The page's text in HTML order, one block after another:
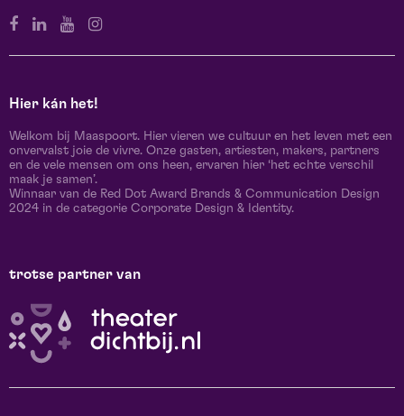
Hier kán het!
Welkom bij Maaspoort. Hier vieren we cultuur en het leven met een
onvervalst joie de vivre. Onze gasten, artiesten, makers, partners
en de vele mensen om ons heen, ervaren hier ‘het echte verschil
maak je samen’.
Winnaar van de Red Dot Award Brands & Communication Design
2024 in de categorie Corporate Design & Identity.
trotse partner van